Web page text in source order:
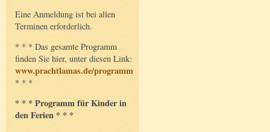
Eine Anmeldung ist bei allen
Terminen erforderlich.
* * * Das gesamte Programm
finden Sie hier, unter diesen Link:
www.prachtlamas.de/programm
* * *
* * * Programm für Kinder in
den Ferien * * *